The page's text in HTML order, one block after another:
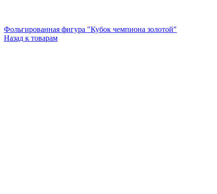
Фольгированная фигура "Кубок чемпиона золотой"
Назад к товарам